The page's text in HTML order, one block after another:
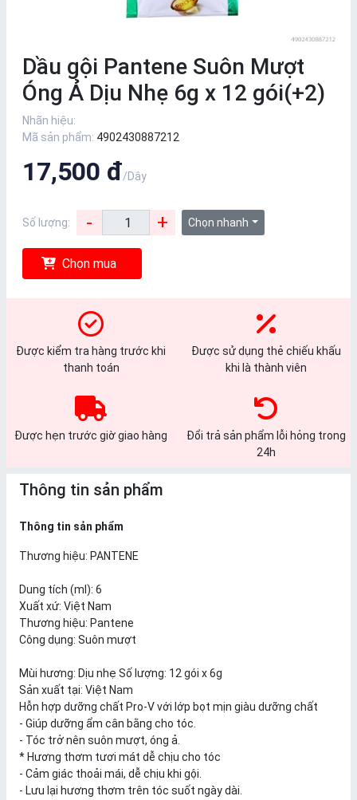
Dầu gội Pantene Suôn Mượt
Óng Ả Dịu Nhẹ 6g x 12 gói(+2)
Nhãn hiệu:
Mã sản phẩm: 4902430887212
17,500 đ/Dây
Số lượng: - + Chọn nhanh
Chọn mua
Được kiểm tra hàng trước khi
thanh toán
Được sử dụng thẻ chiếu khấu
khi là thành viên
Được hẹn trước giờ giao hàng
Đổi trả sản phẩm lỗi hỏng trong
24h
Thông tin sản phẩm
Thông tin sản phẩm
Thương hiệu: PANTENE
Dung tích (ml): 6
Xuất xứ: Việt Nam
Thương hiệu: Pantene
Công dụng: Suôn mượt
Mùi hương: Dịu nhẹ Số lượng: 12 gói x 6g
Sản xuất tại: Việt Nam
Hỗn hợp dưỡng chất Pro-V với lớp bọt mịn giàu dưỡng chất
- Giúp dưỡng ẩm cân bằng cho tóc.
- Tóc trở nên suôn mượt, óng ả.
* Hương thơm tươi mát dễ chịu cho tóc
- Cảm giác thoải mái, dễ chịu khi gội.
- Lưu lại hương thơm trên tóc suốt ngày dài.